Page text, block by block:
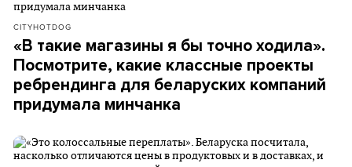
CITYHOTDOG
«В такие магазины я бы точно ходила».
Посмотрите, какие классные проекты
ребрендинга для беларуских компаний
придумала минчанка